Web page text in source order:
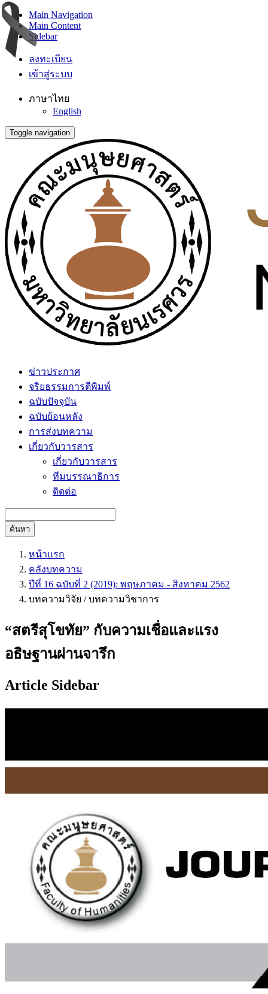
Main Navigation
Main Content
Sidebar
ลงทะเบียน
เข้าสู่ระบบ
ภาษาไทย
English
Toggle navigation
ข่าวประกาศ
จริยธรรมการตีพิมพ์
ฉบับปัจจุบัน
ฉบับย้อนหลัง
การส่งบทความ
เกี่ยวกับวารสาร
เกี่ยวกับวารสาร
ทีมบรรณาธิการ
ติดต่อ
ค้นหา
หน้าแรก
คลังบทความ
ปีที่ 16 ฉบับที่ 2 (2019): พฤษภาคม - สิงหาคม 2562
บทความวิจัย / บทความวิชาการ
“สตรีสุโขทัย” กับความเชื่อและแรง
อธิษฐานผ่านจารึก
Article Sidebar